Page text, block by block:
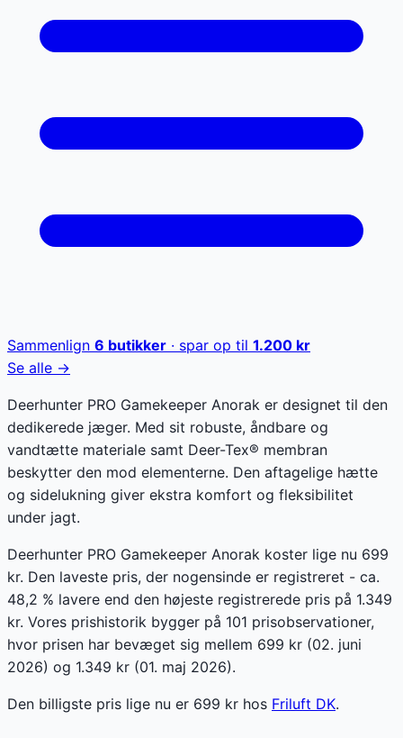
Sammenlign 6 butikker · spar op til 1.200 kr
Se alle →
Deerhunter PRO Gamekeeper Anorak er designet til den
dedikerede jæger. Med sit robuste, åndbare og
vandtætte materiale samt Deer-Tex® membran
beskytter den mod elementerne. Den aftagelige hætte
og sidelukning giver ekstra komfort og fleksibilitet
under jagt.
Deerhunter PRO Gamekeeper Anorak koster lige nu 699
kr. Den laveste pris, der nogensinde er registreret - ca.
48,2 % lavere end den højeste registrerede pris på 1.349
kr. Vores prishistorik bygger på 101 prisobservationer,
hvor prisen har bevæget sig mellem 699 kr (02. juni
2026) og 1.349 kr (01. maj 2026).
Den billigste pris lige nu er 699 kr hos Friluft DK.